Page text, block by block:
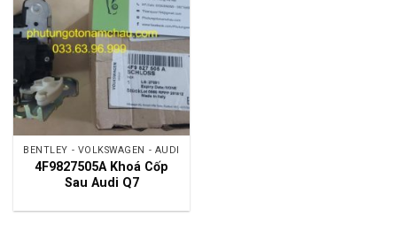
BENTLEY - VOLKSWAGEN - AUDI
4F9827505A Khoá Cốp
Sau Audi Q7